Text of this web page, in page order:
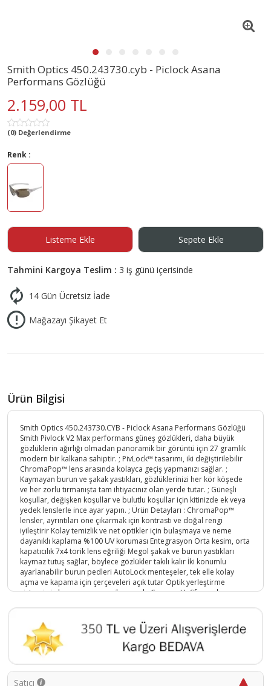
Smith Optics 450.243730.cyb - Piclock Asana
Performans Gözlüğü
2.159,00 TL
(0) Değerlendirme
Renk :
Listeme Ekle Sepete Ekle
Tahmini Kargoya Teslim : 3 iş günü içerisinde
14 Gün Ücretsiz İade
Mağazayı Şikayet Et
Ürün Bilgisi
Smith Optics 450.243730.CYB - Piclock Asana Performans Gözlüğü
Smith Pivlock V2 Max performans güneş gözlükleri, daha büyük
gözlüklerin ağırlığı olmadan panoramik bir görüntü için 27 gramlık
modern bir kalkana sahiptir. ; PivLock™ tasarımı, iki değiştirilebilir
ChromaPop™ lens arasında kolayca geçiş yapmanızı sağlar. ;
Kaymayan burun ve şakak yastıkları, gözlüklerinizi her kör köşede
ve her zorlu tırmanışta tam ihtiyacınız olan yerde tutar. ; Güneşli
koşullar, değişken koşullar ve bulutlu koşullar için kitinizde ek veya
yedek lenslerle ince ayar yapın. ; Ürün Detayları : ChromaPop™
lensler, ayrıntıları öne çıkarmak için kontrastı ve doğal rengi
iyileştirir Kolay temizlik ve net optikler için bulaşmaya ve neme
dayanıklı kaplama %100 UV koruması Entegrasyon Orta kesim, orta
kapatıcılık 7x4 torik lens eğriliği Megol şakak ve burun yastıkları
kaymaz tutuş sağlar, böylece gözlükler takılı kalır İki konumlu
ayarlanabilir burun pedleri AutoLock menteşeler, tek elle kolay
açma ve kapama için çerçeveleri açık tutar Optik yerleştirme
sistemimiz lens ara parçası ile uyumlu Çerçeve Hafif, esnek ve
lens , silme bezi ,Gözlük Koruma çantası;
Ürün Kodu :
5161-758636101188
Satıcı